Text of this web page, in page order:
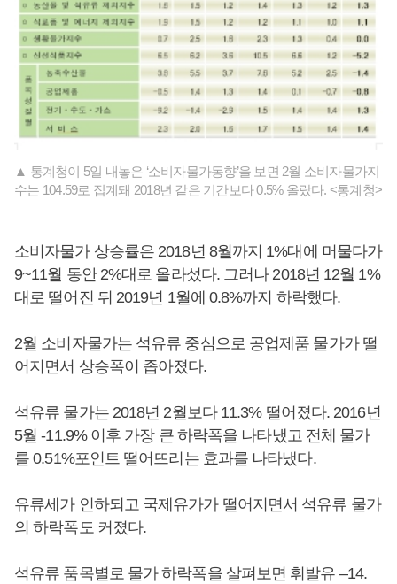
▲ 통계청이 5일 내놓은 ‘소비자물가동향’을 보면 2월 소비자물가지
수는 104.59로 집계돼 2018년 같은 기간보다 0.5% 올랐다. <통계청>
소비자물가 상승률은 2018년 8월까지 1%대에 머물다가
9~11월 동안 2%대로 올라섰다. 그러나 2018년 12월 1%
대로 떨어진 뒤 2019년 1월에 0.8%까지 하락했다.
2월 소비자물가는 석유류 중심으로 공업제품 물가가 떨
어지면서 상승폭이 좁아졌다.
석유류 물가는 2018년 2월보다 11.3% 떨어졌다. 2016년
5월 -11.9% 이후 가장 큰 하락폭을 나타냈고 전체 물가
를 0.51%포인트 떨어뜨리는 효과를 나타냈다.
유류세가 인하되고 국제유가가 떨어지면서 석유류 물가
의 하락폭도 커졌다.
석유류 품목별로 물가 하락폭을 살펴보면 휘발유 –14.